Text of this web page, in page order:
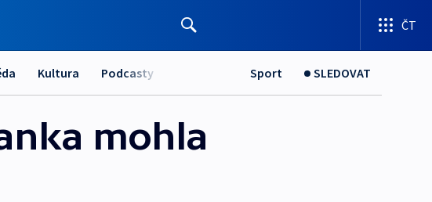
ČT
Kultura Podcasty Sport SLEDOVAT
mohla